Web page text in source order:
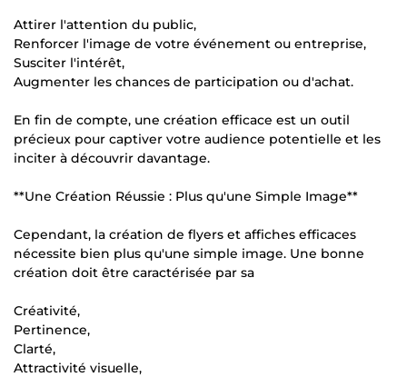
Attirer l'attention du public,
Renforcer l'image de votre événement ou entreprise,
Susciter l'intérêt,
Augmenter les chances de participation ou d'achat.
En fin de compte, une création efficace est un outil
précieux pour captiver votre audience potentielle et les
inciter à découvrir davantage.
**Une Création Réussie : Plus qu'une Simple Image**
Cependant, la création de flyers et affiches efficaces
nécessite bien plus qu'une simple image. Une bonne
création doit être caractérisée par sa
Créativité,
Pertinence,
Clarté,
Attractivité visuelle,